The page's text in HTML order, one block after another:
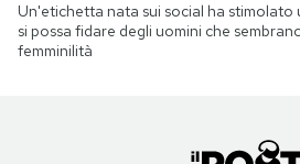
Un'etichetta nata sui social ha
si possa fidare degli uomini che
femminilità